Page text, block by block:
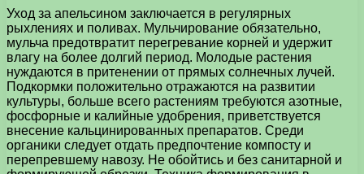
Уход за апельсином заключается в регулярных
рыхлениях и поливах. Мульчирование обязательно,
мульча предотвратит перегревание корней и удержит
влагу на более долгий период. Молодые растения
нуждаются в притенении от прямых солнечных лучей.
Подкормки положительно отражаются на развитии
культуры, больше всего растениям требуются азотные,
фосфорные и калийные удобрения, приветствуется
внесение кальцинированных препаратов. Среди
органики следует отдать предпочтение компосту и
перепревшему навозу. Не обойтись и без санитарной и